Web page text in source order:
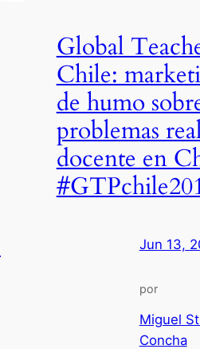
Global
Chile:
de humo
problemas
docente en
Jun 13,
por
Miguel
Concha